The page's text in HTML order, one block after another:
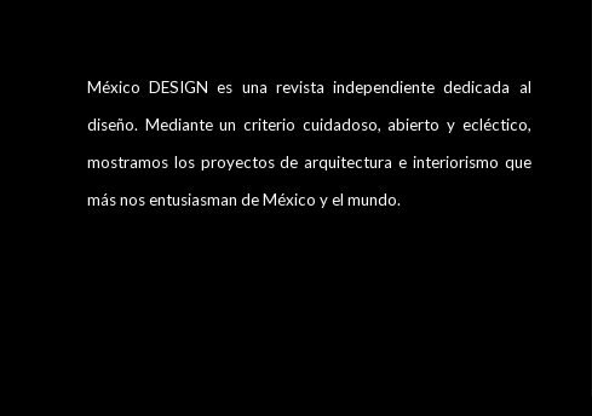
México DESIGN es una revista independiente dedicada al
diseño. Mediante un criterio cuidadoso, abierto y ecléctico,
mostramos los proyectos de arquitectura e interiorismo que
más nos entusiasman de México y el mundo.